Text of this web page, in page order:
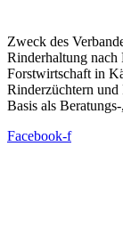
Zweck des
Rinderhaltung
Forstwirtschaft in
Rinderzüchtern und
Basis als
Facebook-f